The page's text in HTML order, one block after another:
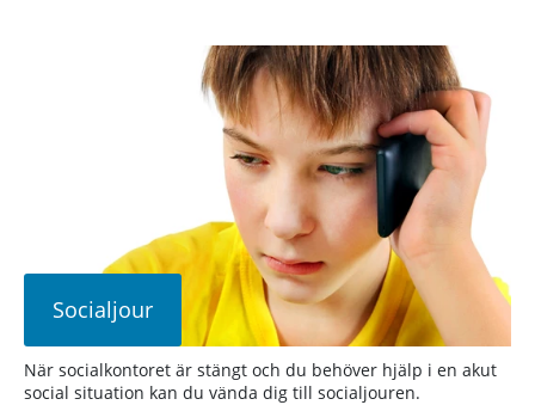
Socialjour
När socialkontoret är stängt och du behöver hjälp i en akut
social situation kan du vända dig till socialjouren.